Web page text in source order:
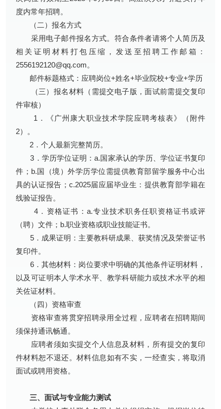
度内常年招聘。
（二）报名方式
采用电子邮件报名方式。符合条件者请将个人简历及
相关证明材料打包压缩，发送至招聘工作邮箱：
2556192120@qq.com。
邮件标题格式：应聘岗位+姓名+毕业院校+专业+学历
（三）报名材料（需提交电子版，面试前需提交复印
件审核）
1．《广州康大职业技术学院应聘考核表》（附件
2）。
2．个人最新完整简历。
3．学历学位证明：a.国家承认的学历、学位证书复印
件；b.国（境）外学历学位需提供教育部留学服务中心出
具的认证报告；c.2025届应届毕业生：提供教育部学籍在
线验证报告。
4．资格证书：a.专业技术职务任职资格证书或评
（聘）文件；b.职业资格或职业技能证书。
5．成果证明：主要教科研成果、获奖情况及荣誉证书
复印件。
6．其他材料：岗位要求中明确的其他条件证明材料，
以及可证明本人学术水平、教学科研能力或技术水平的相
关佐证材料。
（四）资格审查
资格审查将贯穿招聘录用全过程，应聘者在招聘期间
须保持通讯畅通。
应聘者须如实提交个人信息及材料，所有提交的复印
件材料恕不退还。材料信息如有不实，一经查实，将取消
面试或聘用资格。
三、面试与专业能力测试